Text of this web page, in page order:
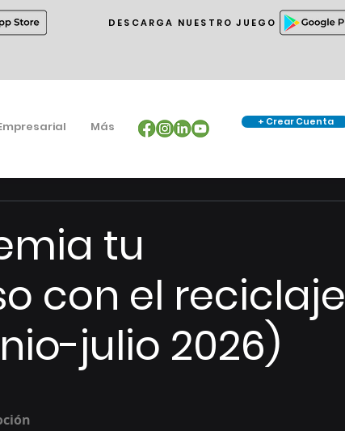
DESCARGA NUESTRO JUEGO
+ Crear Cuenta
Más
tu
con el reciclaje
julio 2026)